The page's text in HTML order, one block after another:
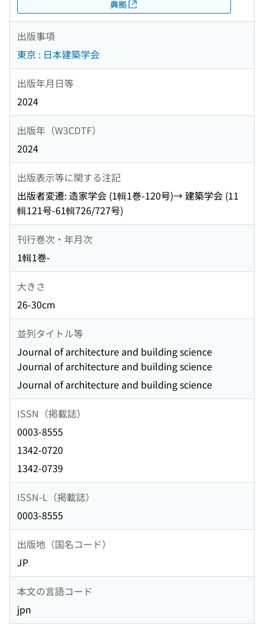
典拠
出版事項
東京 : 日本建築学会
出版年月日等
2024
出版年（W3CDTF）
2024
出版表示等に関する注記
出版者変遷: 造家学会 (1輯1巻-120号)→ 建築学会 (11
輯121号-61輯726/727号)
刊行巻次・年月次
1輯1巻-
大きさ
26-30cm
並列タイトル等
Journal of architecture and building science
Journal of architecture and building science
Journal of architecture and building science
ISSN（掲載誌）
0003-8555
1342-0720
1342-0739
ISSN-L（掲載誌）
0003-8555
出版地（国名コード）
JP
本文の言語コード
jpn